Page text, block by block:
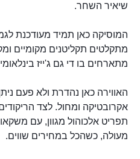
שיאיר השחר.
המוסיקה כאן תמיד מעודכנת
מתקלטים תקליטנים מקומיים
מתארחים בו די גם ג'ייז
האווירה כאן נהדרת ולא פעם
אקרובטיקה ומחול. לצד
תפריט אלכוהול מגוון, עם
מעולה, כשהכל במחירים שווים.